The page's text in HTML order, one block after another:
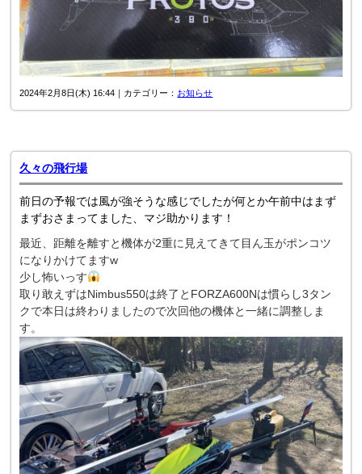
2024年2月8日(木) 16:44｜カテゴリー： お知らせ
久々の飛行場
前日の予報では風が強そうな感じでしたが何とか午前中はまず
まずおさまってました、マジ助かります！
最近、距離を離すと機体が2重に見えてきて目ん玉がポンコツ
になりかけてますw
少し怖いっす
取り敢えずはNimbus550は終了とFORZA600Nは慣らし3タン
クで本日は終わりましたので次回他の機体と一緒に調整しま
す。